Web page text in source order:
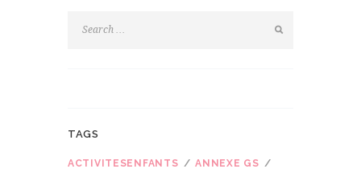
TAGS
ACTIVITESENFANTS
ANNEXE GS